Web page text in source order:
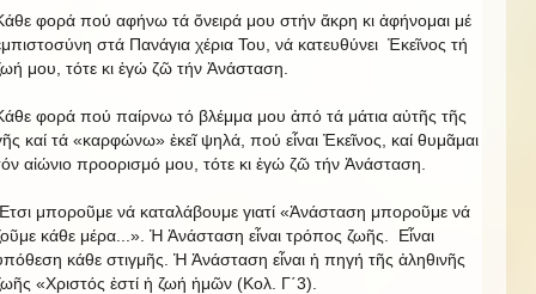
φορά πού αφήνω τά ὄνειρά μου στήν ἄκρη κι ἀφήνομαι μέ
στά Πανάγια χέρια Του, νά κατευθύνει Ἐκεῖνος τή
μου, τότε κι ἐγώ ζῶ τήν Ἀνάσταση.
φορά πού παίρνω τό βλέμμα μου ἀπό τά μάτια αὐτῆς τῆς
καί τά «καρφώνω» ἐκεῖ ψηλά, πού εἶναι Ἐκεῖνος, καί θυμᾶμαι
αἰώνιο προορισμό μου, τότε κι ἐγώ ζῶ τήν Ἀνάσταση.
μποροῦμε νά καταλάβουμε γιατί «Ἀνάσταση μποροῦμε νά
κάθε μέρα...». Ἡ Ἀνάσταση εἶναι τρόπος ζωῆς. Εἶναι
κάθε στιγμῆς. Ἡ Ἀνάσταση εἶναι ἡ πηγή τῆς ἀληθινῆς
«Χριστός ἐστί ἡ ζωή ἡμῶν (Κολ. Γ΄3).